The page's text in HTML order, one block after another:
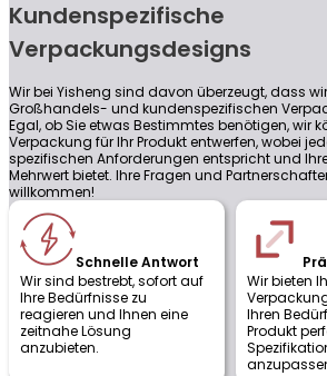
Kundenspezifische
Verpackungsdesigns
Wir bei Yisheng sind davon überzeugt, dass
Großhandels- und kundenspezifischen
Egal, ob Sie etwas Bestimmtes benötigen, wir
Verpackung für Ihr Produkt entwerfen, wobei
spezifischen Anforderungen entspricht und
Mehrwert bietet. Ihre Fragen und
willkommen!
Schnelle Antwort
Wir sind bestrebt, sofort auf
Ihre Bedürfnisse zu
reagieren und Ihnen eine
zeitnahe Lösung
anzubieten.
Wir bieten
Ihren
Produkt